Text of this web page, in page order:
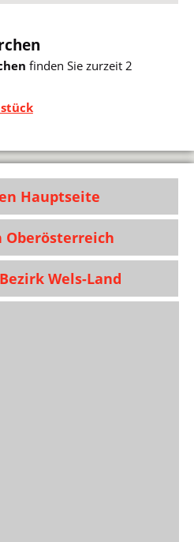
finden Sie zurzeit 2
Hauptseite
Wels-Land